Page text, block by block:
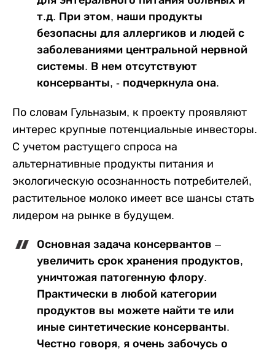
т.д. При этом, наши продукты
безопасны для аллергиков и людей с
заболеваниями центральной нервной
системы. В нем отсутствуют
консерванты, - подчеркнула она.
По словам Гульназым, к проекту проявляют
интерес крупные потенциальные инвесторы.
С учетом растущего спроса на
альтернативные продукты питания и
экологическую осознанность потребителей,
растительное молоко имеет все шансы стать
лидером на рынке в будущем.
Основная задача консервантов –
увеличить срок хранения продуктов,
уничтожая патогенную флору.
Практически в любой категории
продуктов вы можете найти те или
иные синтетические консерванты.
Честно говоря, я очень забочусь о